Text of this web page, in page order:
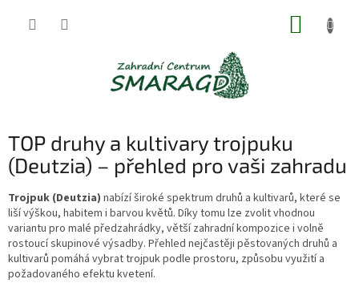
TOP druhy a kultivary trojpuku
(Deutzia) – přehled pro vaši zahradu
Trojpuk (Deutzia) nabízí široké spektrum druhů a kultivarů, které se
liší výškou, habitem i barvou květů. Díky tomu lze zvolit vhodnou
variantu pro malé předzahrádky, větší zahradní kompozice i volně
rostoucí skupinové výsadby. Přehled nejčastěji pěstovaných druhů a
kultivarů pomáhá vybrat trojpuk podle prostoru, způsobu využití a
požadovaného efektu kvetení.